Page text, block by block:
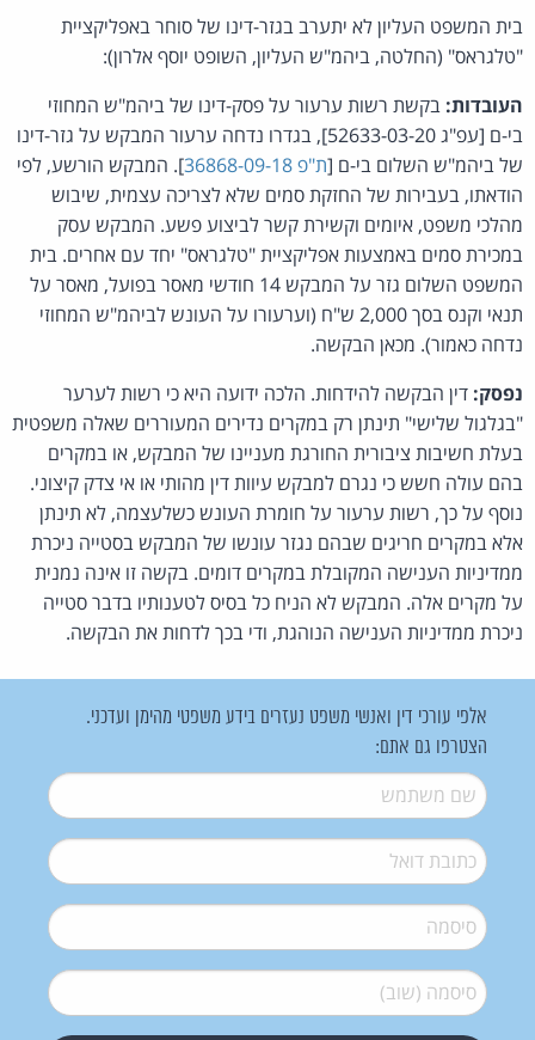
בית המשפט העליון לא יתערב בגזר-דינו של סוחר באפליקציית
"טלגראס" (החלטה, ביהמ"ש העליון, השופט יוסף אלרון):
העובדות: בקשת רשות ערעור על פסק-דינו של ביהמ"ש המחוזי
בי-ם [עפ"ג 52633-03-20], בגדרו נדחה ערעור המבקש על גזר-דינו
של ביהמ"ש השלום בי-ם [ת"פ 36868-09-18
]. המבקש הורשע, לפי
הודאתו, בעבירות של החזקת סמים שלא לצריכה עצמית, שיבוש
מהלכי משפט, איומים וקשירת קשר לביצוע פשע. המבקש עסק
במכירת סמים באמצעות אפליקציית "טלגראס" יחד עם אחרים. בית
המשפט השלום גזר על המבקש 14 חודשי מאסר בפועל, מאסר על
תנאי וקנס בסך 2,000 ש"ח (וערעורו על העונש לביהמ"ש המחוזי
נדחה כאמור). מכאן הבקשה.
נפסק: דין הבקשה להידחות. הלכה ידועה היא כי רשות לערער
"בגלגול שלישי" תינתן רק במקרים נדירים המעוררים שאלה משפטית
בעלת חשיבות ציבורית החורגת מעניינו של המבקש, או במקרים
בהם עולה חשש כי נגרם למבקש עיוות דין מהותי או אי צדק קיצוני.
נוסף על כך, רשות ערעור על חומרת העונש כשלעצמה, לא תינתן
אלא במקרים חריגים שבהם נגזר עונשו של המבקש בסטייה ניכרת
ממדיניות הענישה המקובלת במקרים דומים. בקשה זו אינה נמנית
על מקרים אלה. המבקש לא הניח כל בסיס לטענותיו בדבר סטייה
ניכרת ממדיניות הענישה הנוהגת, ודי בכך לדחות את הבקשה.
אלפי עורכי דין ואנשי משפט נעזרים בידע משפטי מהימן ועדכני.
הצטרפו גם אתם:
שם משתמש*
דואל*
סיסמה*
סיסמה (שוב)*